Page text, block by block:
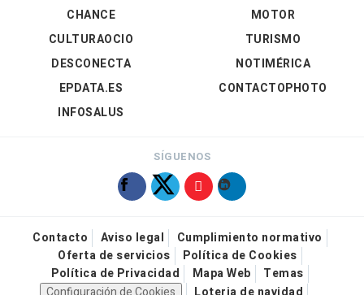
CHANCE
CULTURAOCIO
DESCONECTA
EPDATA.ES
INFOSALUS
MOTOR
TURISMO
NOTIMÉRICA
CONTACTOPHOTO
SÍGUENOS
Contacto Aviso legal
Cumplimiento normativo
Oferta de servicios
Política de Cookies
Política de Privacidad
Mapa Web
Temas